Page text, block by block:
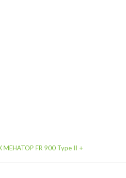
MEHATOP FR 900 Type II